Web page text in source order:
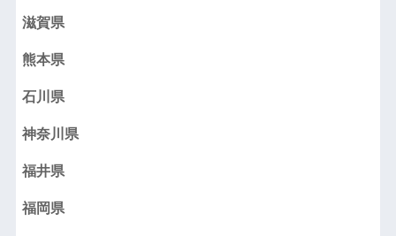
滋賀県
熊本県
石川県
神奈川県
福井県
福岡県